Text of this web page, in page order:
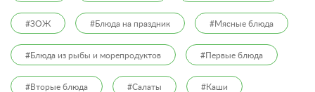
#ЗОЖ #Блюда на праздник #Мясные блюда
#Блюда из рыбы и морепродуктов #Первые блюда
#Вторые блюда #Салаты #Каши